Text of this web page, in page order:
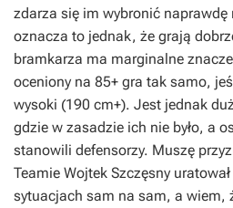
zdarza się im wybronić naprawdę
oznacza to jednak, że grają
bramkarza ma marginalne
oceniony na 85+ gra tak samo,
wysoki (190 cm+). Jest jednak
gdzie w zasadzie ich nie było, a
stanowili defensorzy. Muszę
Teamie Wojtek Szczęsny
sytuacjach sam na sam, a wiem,